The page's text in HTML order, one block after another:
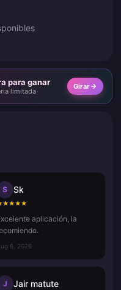
para ganar
limitada
Girar
S Sk
★★★★
aplicación, la
6, 2026
J Jair matute